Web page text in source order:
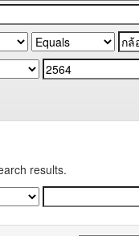
results.